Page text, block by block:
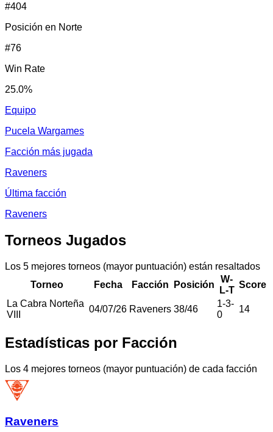
#404
Posición en Norte
#76
Win Rate
25.0%
Equipo
Pucela Wargames
Facción más jugada
Raveners
Última facción
Raveners
Torneos Jugados
Los 5 mejores torneos (mayor puntuación) están resaltados
Torneo
Fecha Facción Posición
W-
L-T
Score
La Cabra Norteña
VIII
04/07/26 Raveners 38/46
1-3-
0
14
Estadísticas por Facción
Los 4 mejores torneos (mayor puntuación) de cada facción
Raveners